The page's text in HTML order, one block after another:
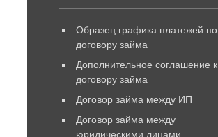
Образец графика платежей по
договору займа
Дополнительное соглашение к
договору займа
Договор займа между ИП
Договор займа между
юридическими лицами